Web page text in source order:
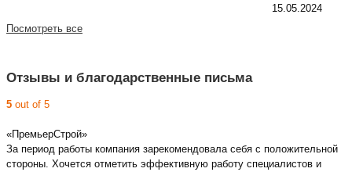
15.05.2024
Посмотреть все
Отзывы и благодарственные письма
5 out of 5
«ПремьерСтрой»
За период работы компания зарекомендовала себя с положительной
стороны. Хочется отметить эффективную работу специалистов и